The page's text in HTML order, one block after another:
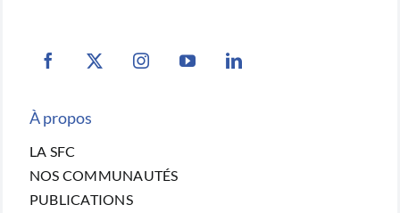
À propos
LA SFC
NOS COMMUNAUTÉS
PUBLICATIONS